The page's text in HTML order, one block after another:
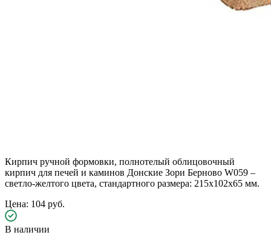
Кирпич ручной формовки, полнотелый облицовочный
кирпич для печей и каминов Донские Зори Берново W059 –
светло-желтого цвета, стандартного размера: 215x102x65 мм.
Цена: 104 руб.
В наличии